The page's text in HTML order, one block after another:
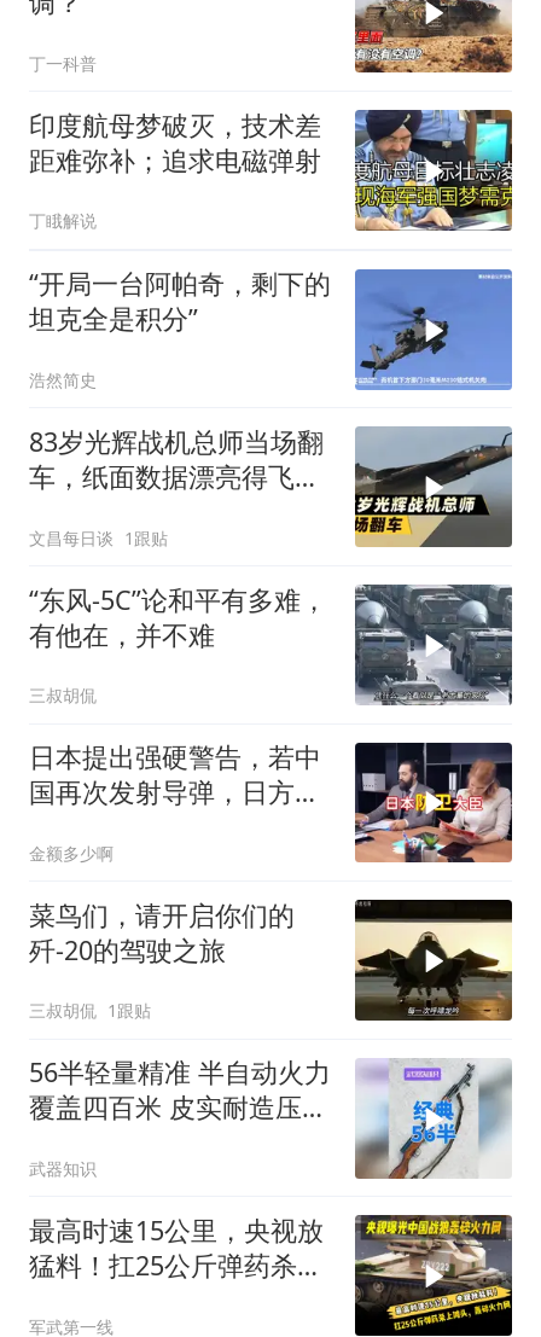
丁一科普
印度航母梦破灭，技术差
距难弥补；追求电磁弹射
丁睋解说
“开局一台阿帕奇，剩下的
坦克全是积分”
浩然简史
83岁光辉战机总师当场翻
车，纸面数据漂亮得飞不
文昌每日谈 1跟贴
“东风-5C”论和平有多难，
有他在，并不难
三叔胡侃
日本提出强硬警告，若中
国再次发射导弹，日方将
金额多少啊
菜鸟们，请开启你们的
歼-20的驾驶之旅
三叔胡侃 1跟贴
56半轻量精准 半自动火力
覆盖四百米 皮实耐造压弹
武器知识
最高时速15公里，央视放
猛料！扛25公斤弹药杀上
军武第一线